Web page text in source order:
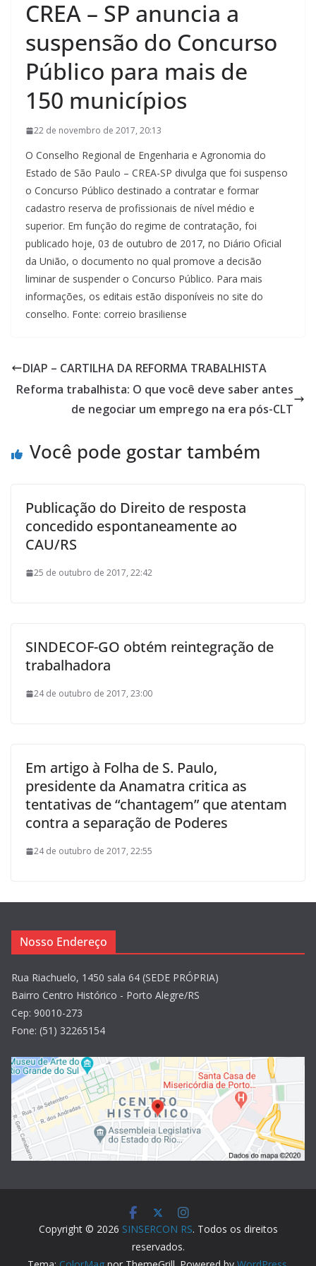
CREA – SP anuncia a
suspensão do Concurso
Público para mais de
150 municípios
22 de novembro de 2017, 20:13
O Conselho Regional de Engenharia e Agronomia do
Estado de São Paulo – CREA-SP divulga que foi suspenso
o Concurso Público destinado a contratar e formar
cadastro reserva de profissionais de nível médio e
superior. Em função do regime de contratação, foi
publicado hoje, 03 de outubro de 2017, no Diário Oficial
da União, o documento no qual promove a decisão
liminar de suspender o Concurso Público. Para mais
informações, os editais estão disponíveis no site do
conselho. Fonte: correio brasiliense
DIAP – CARTILHA DA REFORMA TRABALHISTA
Reforma trabalhista: O que você deve saber antes
de negociar um emprego na era pós-CLT
Você pode gostar também
Publicação do Direito de resposta
concedido espontaneamente ao
CAU/RS
25 de outubro de 2017, 22:42
SINDECOF-GO obtém reintegração de
trabalhadora
24 de outubro de 2017, 23:00
Em artigo à Folha de S. Paulo,
presidente da Anamatra critica as
tentativas de “chantagem” que atentam
contra a separação de Poderes
24 de outubro de 2017, 22:55
Nosso Endereço
Rua Riachuelo, 1450 sala 64 (SEDE PRÓPRIA)
Bairro Centro Histórico - Porto Alegre/RS
Cep: 90010-273
Fone: (51) 32265154
Copyright © 2026 SINSERCON RS. Todos os direitos
reservados.